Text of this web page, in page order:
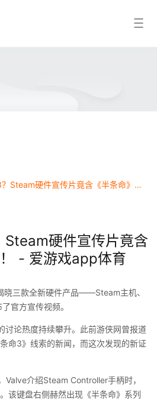
G胖真的要数3？Steam硬件宣传片竟含《半条命》元素！ - 爱游戏app体育
Steam硬件宣传片竟含
！ - 爱游戏app体育
三款全新硬件产品——Steam主机、
官方宣传视频。
论热度持续攀升。此前游侠网曾报道
命3》线索的新闻，而这次发现的新证
介绍Steam Controller手柄时，
该键盘右侧赫然出现《半条命》系列